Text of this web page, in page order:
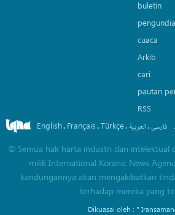
buletin
cuaca
Arkib
cari
pautan
RSS
English. Français.Türkçe. العربیة.فارسی
© Semua hak harta industri dan intelektual
milik International Koranic News
kandungannya akan mengakibatkan
terhadap mereka yang
Dikuasai oleh : "